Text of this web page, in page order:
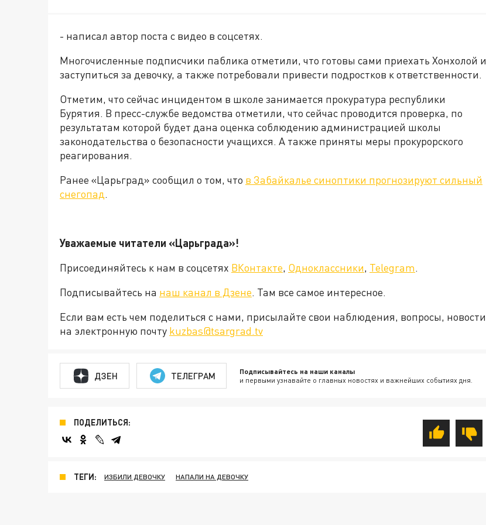
- написал автор поста с видео в соцсетях.
Многочисленные подписчики паблика отметили, что готовы сами приехать Хонхолой и
заступиться за девочку, а также потребовали привести подростков к ответственности.
Отметим, что сейчас инцидентом в школе занимается прокуратура республики
Бурятия. В пресс-службе ведомства отметили, что сейчас проводится проверка, по
результатам которой будет дана оценка соблюдению администрацией школы
законодательства о безопасности учащихся. А также приняты меры прокурорского
реагирования.
Ранее «Царьград» сообщил о том, что в Забайкалье синоптики прогнозируют сильный
снегопад.
Уважаемые читатели «Царьграда»!
Присоединяйтесь к нам в соцсетях ВКонтакте, Одноклассники, Telegram.
Подписывайтесь на наш канал в Дзене. Там все самое интересное.
Если вам есть чем поделиться с нами, присылайте свои наблюдения, вопросы, новости
на электронную почту kuzbas@tsargrad.tv
ДЗЕН ТЕЛЕГРАМ Подписывайтесь на наши каналы
и первыми узнавайте о главных новостях и важнейших событиях дня.
ПОДЕЛИТЬСЯ:
ТЕГИ: ИЗБИЛИ ДЕВОЧКУ НАПАЛИ НА ДЕВОЧКУ